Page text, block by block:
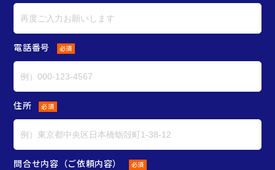
電話番号 必須
住所 必須
問合せ内容（ご依頼内容） 必須